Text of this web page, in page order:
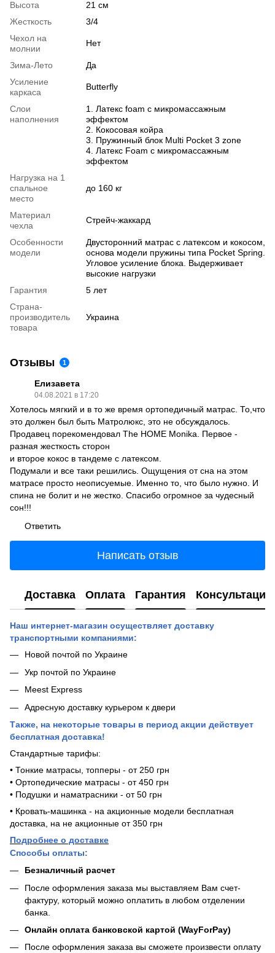
Высота
21 см
Жесткость
3/4
Чехол на
молнии
Нет
Зима-Лето
Да
Усиление
каркаса
Butterfly
Слои
наполнения
1. Латекс foam с микромассажным
эффектом
2. Кокосовая койра
3. Пружинный блок Multi Pocket 3 zone
4. Латекс Foam с микромассажным
эффектом
Нагрузка на 1
спальное
место
до 160 кг
Материал
чехла
Стрейч-жаккард
Особенности
модели
Двусторонний матрас с латексом и кокосом,
основа модели пружины типа Pocket Spring.
Угловое усиление блока. Выдерживает
высокие нагрузки
Гарантия
5 лет
Страна-
производитель
товара
Украина
Отзывы 1
Елизавета
04.08.2021 в 17:20
Хотелось мягкий и в то же время ортопедичный матрас. То,что
это должен был быть Матролюкс, это не обсуждалось.
Продавец порекомендовал The HOME Monika. Первое -
разная жесткость сторон
и второе кокос в тандеме с латексом.
Подумали и все таки решились. Ощущения от сна на этом
матрасе просто неописуемые. Именно то, что было нужно. И
спина не болит и не жестко. Спасибо огромное за чудесный
сон!!!
Ответить
Написать отзыв
Доставка Оплата Гарантия Консультация
Наш интернет-магазин осуществляет доставку
транспортными компаниями:
Новой почтой по Украине
Укр почтой по Украине
Meest Express
Адресную доставку курьером к двери
Также, на некоторые товары в период акции действует
бесплатная доставка!
Стандартные тарифы:
• Тонкие матрасы, топперы - от 250 грн
• Ортопедические матрасы - от 450 грн
• Подушки и наматрасники - от 50 грн
• Кровать-машинка - на акционные модели бесплатная
доставка, на не акционные от 350 грн
Подробнее о доставке
Способы оплаты:
Безналичный расчет
После оформления заказа мы выставляем Вам счет-
фактуру, который можно оплатить в любом отделении
банка.
Онлайн оплата банковской картой (WayForPay)
После оформления заказа вы сможете произвести оплату